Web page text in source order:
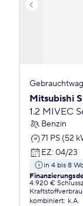
Mitsubishi
1.2 MIVEC
Benzin
71 PS (52
EZ: 04/23
in 4 bis 8
4.920 €
kombiniert: k.A.